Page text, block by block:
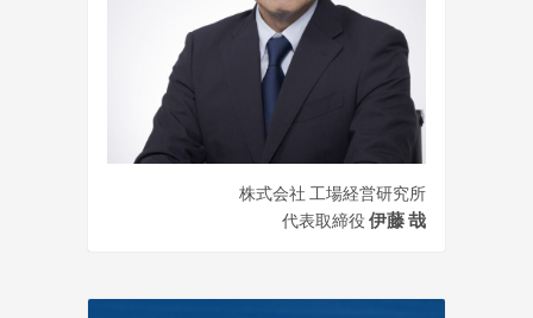
株式会社 工場経営研究所
代表取締役 伊藤 哉